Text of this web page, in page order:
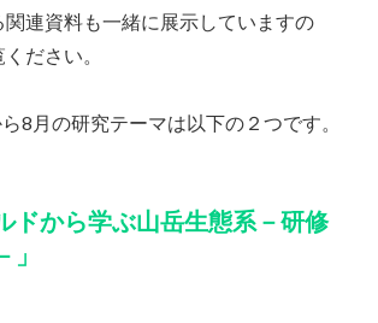
関連資料も一緒に展示していますの
ださい。
8月の研究テーマは以下の２つです。
ドから学ぶ山岳生態系－研修